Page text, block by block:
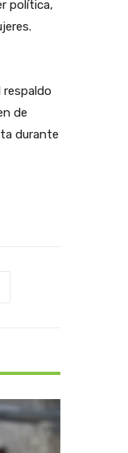
política,
respaldo
de
durante